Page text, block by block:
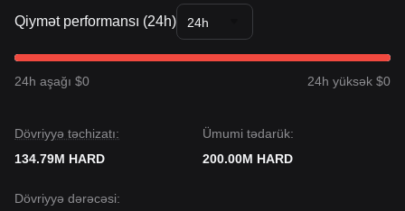
Qiymət performansı (24h) 24h
24h aşağı $0 24h yüksək $0
Dövriyyə təchizatı:
134.79M HARD
Ümumi tədarük:
200.00M HARD
Dövriyyə dərəcəsi: